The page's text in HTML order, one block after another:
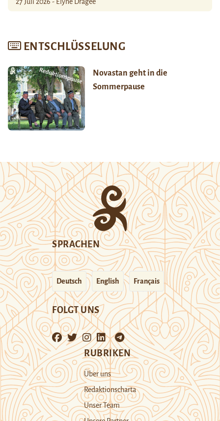
ENTSCHLÜSSELUNG
Novastan geht in die
Sommerpause
SPRACHEN
Deutsch English Français
FOLGT UNS
RUBRIKEN
Über uns
Redaktionscharta
Unser Team